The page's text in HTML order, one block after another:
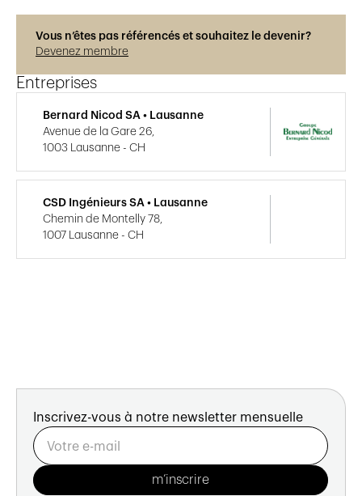
Vous n’êtes pas référencés et souhaitez le devenir?
Devenez membre
Entreprises
Bernard Nicod SA • Lausanne
Avenue de la Gare 26,
1003 Lausanne - CH
CSD Ingénieurs SA • Lausanne
Chemin de Montelly 78,
1007 Lausanne - CH
Inscrivez-vous à notre newsletter mensuelle